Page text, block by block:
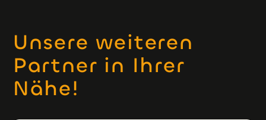
Unsere weiteren
Partner in Ihrer
Nähe!